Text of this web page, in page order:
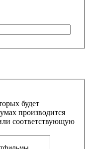
будет
производится
соответствующую